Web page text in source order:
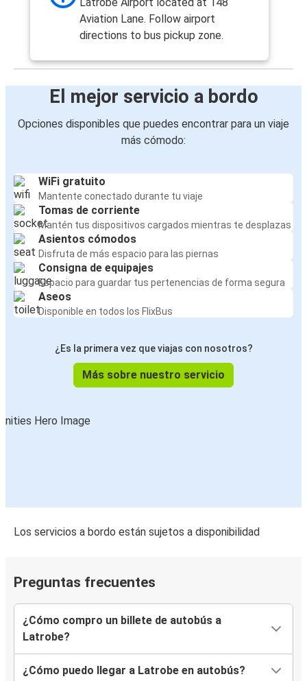
Aviation Lane. Follow airport
directions to bus pickup zone.
El mejor servicio a bordo
Opciones disponibles que puedes encontrar para un viaje
más cómodo:
WiFi gratuito
Mantente conectado durante tu viaje
Tomas de corriente
Mantén tus dispositivos cargados mientras te desplazas
Asientos cómodos
Disfruta de más espacio para las piernas
Consigna de equipajes
Espacio para guardar tus pertenencias de forma segura
Aseos
Disponible en todos los FlixBus
¿Es la primera vez que viajas con nosotros?
Más sobre nuestro servicio
Los servicios a bordo están sujetos a disponibilidad
Preguntas frecuentes
¿Cómo compro un billete de autobús a
Latrobe?
¿Cómo puedo llegar a Latrobe en autobús?